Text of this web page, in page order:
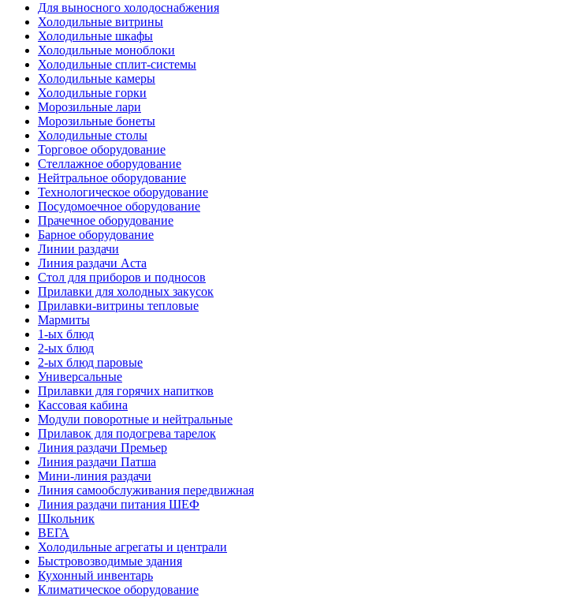
Для выносного холодоснабжения
Холодильные витрины
Холодильные шкафы
Холодильные моноблоки
Холодильные сплит-системы
Холодильные камеры
Холодильные горки
Морозильные лари
Морозильные бонеты
Холодильные столы
Торговое оборудование
Стеллажное оборудование
Нейтральное оборудование
Технологическое оборудование
Посудомоечное оборудование
Прачечное оборудование
Барное оборудование
Линии раздачи
Линия раздачи Аста
Стол для приборов и подносов
Прилавки для холодных закусок
Прилавки-витрины тепловые
Мармиты
1-ых блюд
2-ых блюд
2-ых блюд паровые
Универсальные
Прилавки для горячих напитков
Кассовая кабина
Модули поворотные и нейтральные
Прилавок для подогрева тарелок
Линия раздачи Премьер
Линия раздачи Патша
Мини-линия раздачи
Линия самообслуживания передвижная
Линия раздачи питания ШЕФ
Школьник
ВЕГА
Холодильные агрегаты и централи
Быстровозводимые здания
Кухонный инвентарь
Климатическое оборудование